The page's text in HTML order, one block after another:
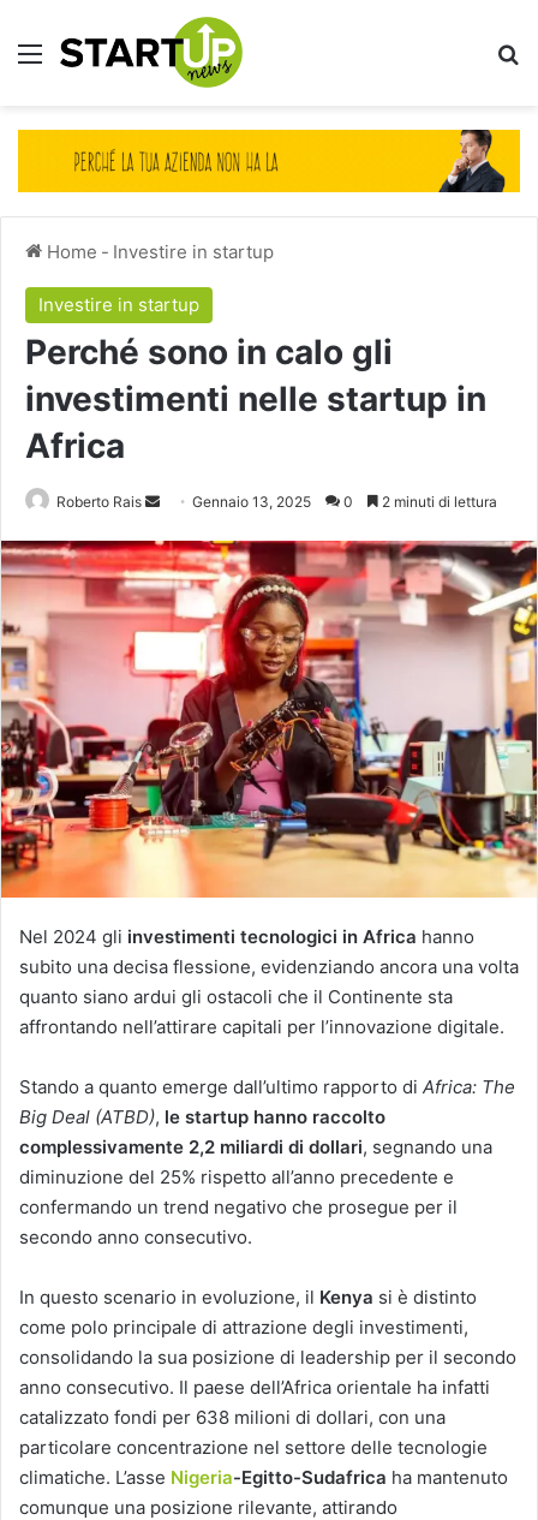
Menu
Home - Investire in startup
Investire in startup
Perché sono in calo gli
investimenti nelle startup in
Africa
Roberto Rais
Invia Gennaio 13, 2025 0 2 minuti di lettura
Nel 2024 gli investimenti tecnologici in Africa hanno
subito una decisa flessione, evidenziando ancora una volta
quanto siano ardui gli ostacoli che il Continente sta
affrontando nell’attirare capitali per l’innovazione digitale.
Stando a quanto emerge dall’ultimo rapporto di Africa: The
Big Deal (ATBD), le startup hanno raccolto
complessivamente 2,2 miliardi di dollari, segnando una
diminuzione del 25% rispetto all’anno precedente e
confermando un trend negativo che prosegue per il
secondo anno consecutivo.
In questo scenario in evoluzione, il Kenya si è distinto
come polo principale di attrazione degli investimenti,
consolidando la sua posizione di leadership per il secondo
anno consecutivo. Il paese dell’Africa orientale ha infatti
catalizzato fondi per 638 milioni di dollari, con una
particolare concentrazione nel settore delle tecnologie
climatiche. L’asse Nigeria-Egitto-Sudafrica ha mantenuto
comunque una posizione rilevante, attirando